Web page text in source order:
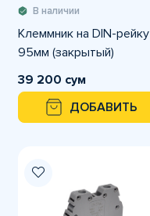
В наличии
Клеммник на DIN-рейку
95мм (закрытый)
39 200 сум
ДОБАВИТЬ